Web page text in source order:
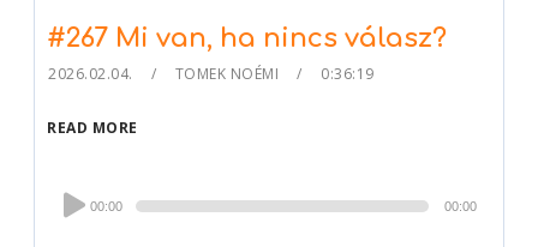
#267 Mi van, ha nincs válasz?
2026.02.04. TOMEK NOÉMI 0:36:19
READ MORE
Audio
Player
00:00 00:00